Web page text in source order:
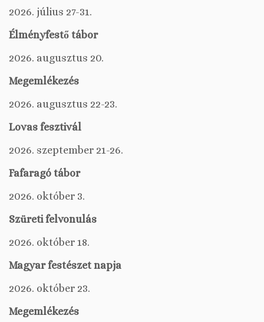
2026. július 27-31.
Élményfestő tábor
2026. augusztus 20.
Megemlékezés
2026. augusztus 22-23.
Lovas fesztivál
2026. szeptember 21-26.
Fafaragó tábor
2026. október 3.
Szüreti felvonulás
2026. október 18.
Magyar festészet napja
2026. október 23.
Megemlékezés